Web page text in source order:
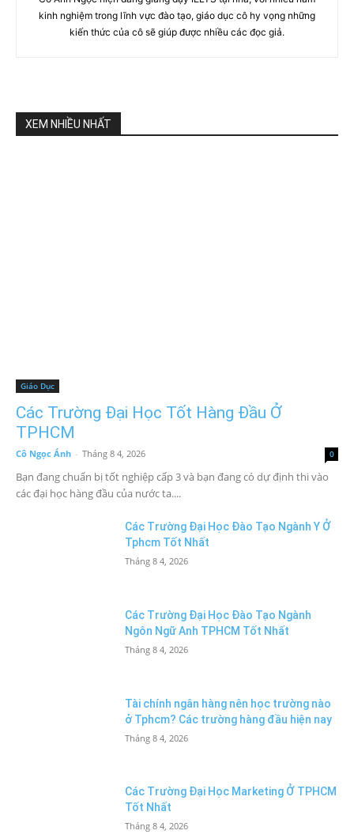
kinh nghiệm trong lĩnh vực đào tạo, giáo dục cô hy vọng những
kiến thức của cô sẽ giúp được nhiều các đọc giả.
XEM NHIỀU NHẤT
Giáo Dục
Các Trường Đại Học Tốt Hàng Đầu Ở
TPHCM
Cô Ngọc Ánh - Tháng 8 4, 2026 0
Bạn đang chuẩn bị tốt nghiệp cấp 3 và bạn đang có dự định thi vào
các đại học hàng đầu của nước ta....
Các Trường Đại Học Đào Tạo Ngành Y Ở
Tphcm Tốt Nhất
Tháng 8 4, 2026
Các Trường Đại Học Đào Tạo Ngành
Ngôn Ngữ Anh TPHCM Tốt Nhất
Tháng 8 4, 2026
Tài chính ngân hàng nên học trường nào
ở Tphcm? Các trường hàng đầu hiện nay
Tháng 8 4, 2026
Các Trường Đại Học Marketing Ở TPHCM
Tốt Nhất
Tháng 8 4, 2026